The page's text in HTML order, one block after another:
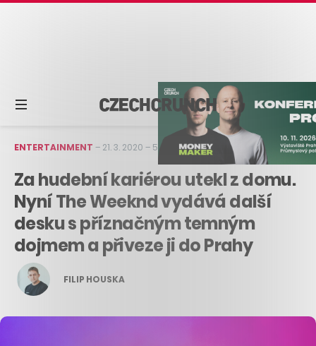
ENTERTAINMENT – 21. 3. 2020 – 5 min čtení
Za hudební kariérou utekl z domu.
Nyní The Weeknd vydává další
desku s příznačným temným
dojmem a přiveze ji do Prahy
FILIP HOUSKA